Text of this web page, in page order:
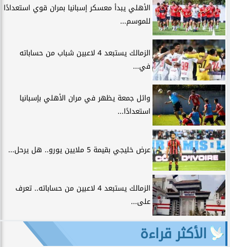
الأهلي يبدأ معسكر إسبانيا بمران قوي استعدادًا
للموسم...
الزمالك يستبعد 4 لاعبين شباب من حساباته
في...
وائل جمعة يظهر في مران الأهلي بإسبانيا
استعدادًا...
عرض خليجي بقيمة 5 ملايين يورو.. هل يرحل...
الزمالك يستبعد 4 لاعبين من حساباته.. تعرف
على...
الأكثر قراءة